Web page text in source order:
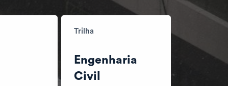
Trilha
Engenharia
Civil